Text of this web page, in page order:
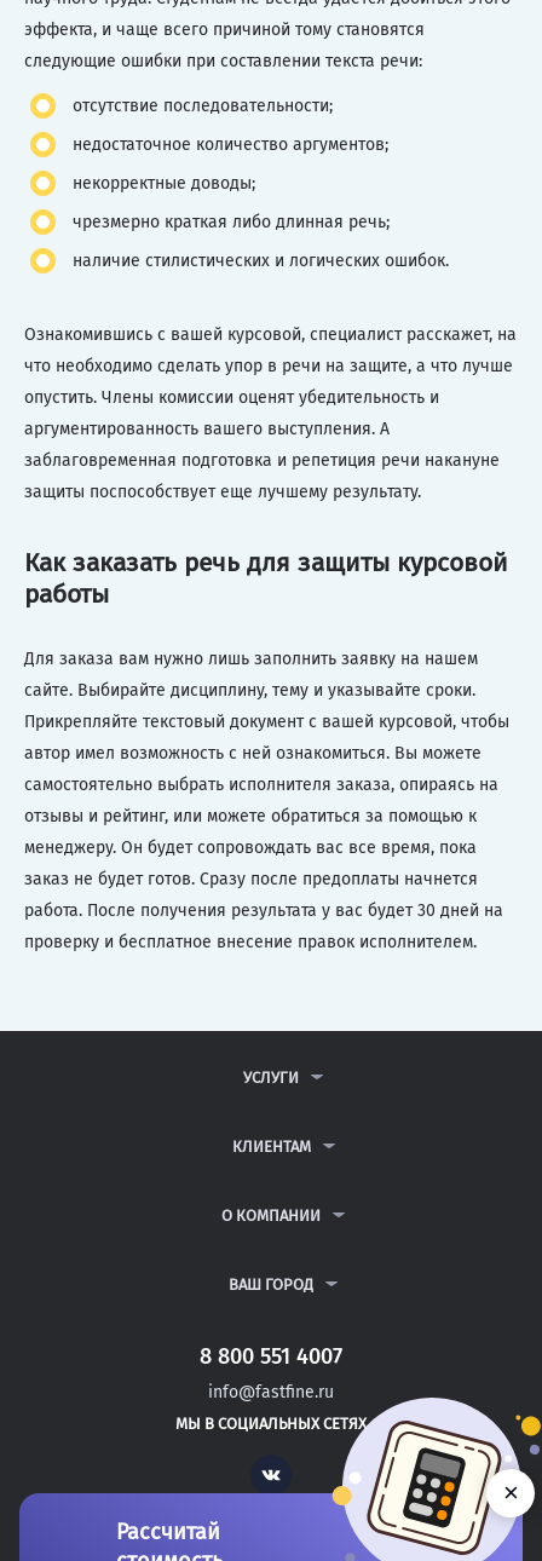
эффекта, и чаще всего причиной тому становятся
следующие ошибки при составлении текста речи:
отсутствие последовательности;
недостаточное количество аргументов;
некорректные доводы;
чрезмерно краткая либо длинная речь;
наличие стилистических и логических ошибок.
Ознакомившись с вашей курсовой, специалист расскажет, на
что необходимо сделать упор в речи на защите, а что лучше
опустить. Члены комиссии оценят убедительность и
аргументированность вашего выступления. А
заблаговременная подготовка и репетиция речи накануне
защиты поспособствует еще лучшему результату.
Как заказать речь для защиты курсовой
работы
Для заказа вам нужно лишь заполнить заявку на нашем
сайте. Выбирайте дисциплину, тему и указывайте сроки.
Прикрепляйте текстовый документ с вашей курсовой, чтобы
автор имел возможность с ней ознакомиться. Вы можете
самостоятельно выбрать исполнителя заказа, опираясь на
отзывы и рейтинг, или можете обратиться за помощью к
менеджеру. Он будет сопровождать вас все время, пока
заказ не будет готов. Сразу после предоплаты начнется
работа. После получения результата у вас будет 30 дней на
проверку и бесплатное внесение правок исполнителем.
УСЛУГИ
ДИПЛОМНЫЕ РАБОТЫ
РЕФЕРАТЫ
КЛИЕНТАМ
ВОПРОСЫ И ОТВЕТЫ
ПОЛИТИКА КОНФИДЕНЦИАЛЬНОСТИ
О КОМПАНИИ
КОНТАКТЫ
ВАШ ГОРОД
САНКТ-ПЕТЕРБУРГ
НОВОВОРОНЕЖ
ЗАРЕЧНЫЙ
8 800 551 4007
info@fastfine.ru
МЫ В СОЦИАЛЬНЫХ СЕТЯХ
Vk
Рассчитай
×